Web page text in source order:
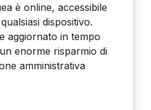
è online, accessibile
dispositivo.
aggiornato in tempo
enorme risparmio di
amministrativa